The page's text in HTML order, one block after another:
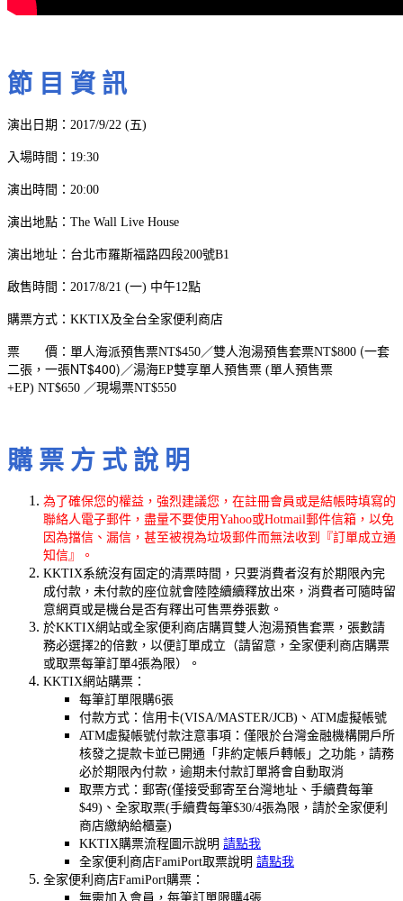
節 目 資 訊
演出日期：2017/9/22 (五)
入場時間：19:30
演出時間：20:00
演出地點：The Wall Live House
演出地址：台北市羅斯福路四段200號B1
啟售時間：2017/8/21 (一) 中午12點
購票方式：KKTIX及全台全家便利商店
票 價：單人海派預售票NT$450／雙人泡湯預售套票NT$800 (一套
二張， 一張NT$400) ／湯海EP雙享單人預售票 (單人預售票
+EP) NT$650 ／現場票NT$550
購 票 方 式 說 明
為了確保您的權益，強烈建議您，在註冊會員或是結帳時填寫的
聯絡人電子郵件，盡量不要使用Yahoo或Hotmail郵件信箱，以免
因為擋信、漏信，甚至被視為垃圾郵件而無法收到『訂單成立通
知信』。
KKTIX系統沒有固定的清票時間，只要消費者沒有於期限內完
成付款，未付款的座位就會陸陸續續釋放出來，消費者可隨時留
意網頁或是機台是否有釋出可售票券張數。
於KKTIX網站或全家便利商店購買雙人泡湯預售套票，張數請
務必選擇2的倍數，以便訂單成立（請留意，全家便利商店購票
或取票每筆訂單4張為限）。
KKTIX網站購票：
每筆訂單限購6張
付款方式：信用卡(VISA/MASTER/JCB)、ATM虛擬帳號
ATM虛擬帳號付款注意事項：僅限於台灣金融機構開戶所
核發之提款卡並已開通「非約定帳戶轉帳」之功能，請務
必於期限內付款，逾期未付款訂單將會自動取消
取票方式：郵寄(僅接受郵寄至台灣地址、手續費每筆
$49)、全家取票(手續費每筆$30/4張為限，請於全家便利
商店繳納給櫃臺)
KKTIX購票流程圖示說明 請點我
全家便利商店FamiPort取票說明 請點我
全家便利商店FamiPort購票：
無需加入會員，每筆訂單限購4張